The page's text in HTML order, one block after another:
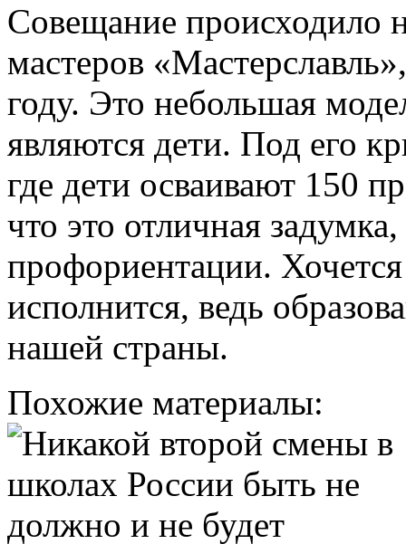
Совещание происходило
мастеров
году. Это небольшая
являются дети. Под его
где дети осваивают 150
что это отличная
профориентации. Хочется
исполнится, ведь
нашей страны.
Похожие материалы: